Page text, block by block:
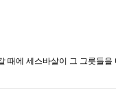
때에 세스바살이 그 그릇들을